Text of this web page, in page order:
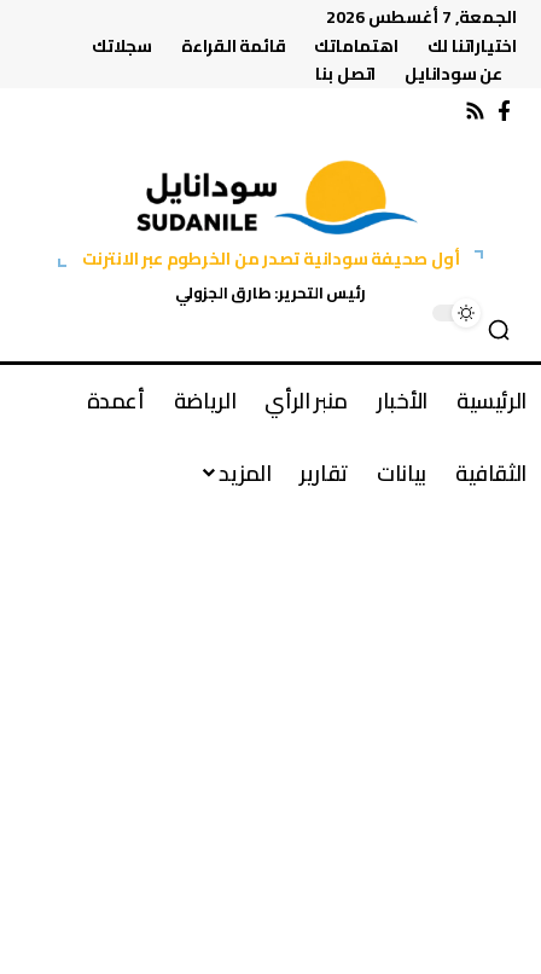
الجمعة, 7 أغسطس 2026
اختياراتنا لك
اهتماماتك قائمة القراءة
سجلاتك
عن سودانايل
اتصل بنا
أول صحيفة سودانية تصدر من الخرطوم عبر الانترنت
رئيس التحرير: طارق الجزولي
الرئيسية الأخبار منبر الرأي الرياضة
أعمدة
الثقافية
بيانات تقارير المزيد